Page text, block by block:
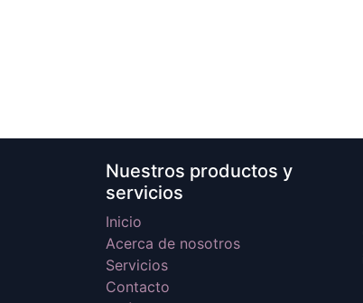
Nuestros productos y
servicios
Inicio
Acerca de nosotros
Servicios
Contacto